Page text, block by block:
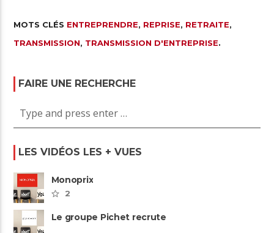
MOTS CLÉS ENTREPRENDRE, REPRISE, RETRAITE,
TRANSMISSION, TRANSMISSION D'ENTREPRISE.
FAIRE UNE RECHERCHE
LES VIDÉOS LES + VUES
Monoprix
2
Le groupe Pichet recrute